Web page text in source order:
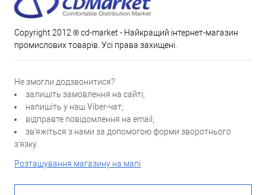
Copyright 2012 ® cd-market - Найкращий інтернет-магазин
промислових товарів. Усі права захищені.
Не змогли додзвонитися?
залишіть замовлення на сайті;
напишіть у наш Viber-чат;
відправте повідомлення на email;
зв'яжіться з нами за допомогою форми зворотнього
з'язку.
Розташування магазину на мапі